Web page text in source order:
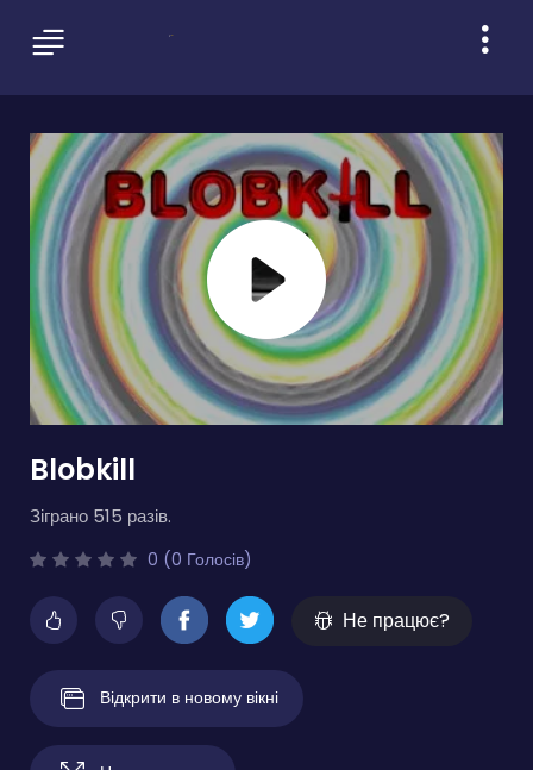
Blobkill
Зіграно 515 разів.
0 (0 Голосів)
Не працює?
Відкрити в новому вікні